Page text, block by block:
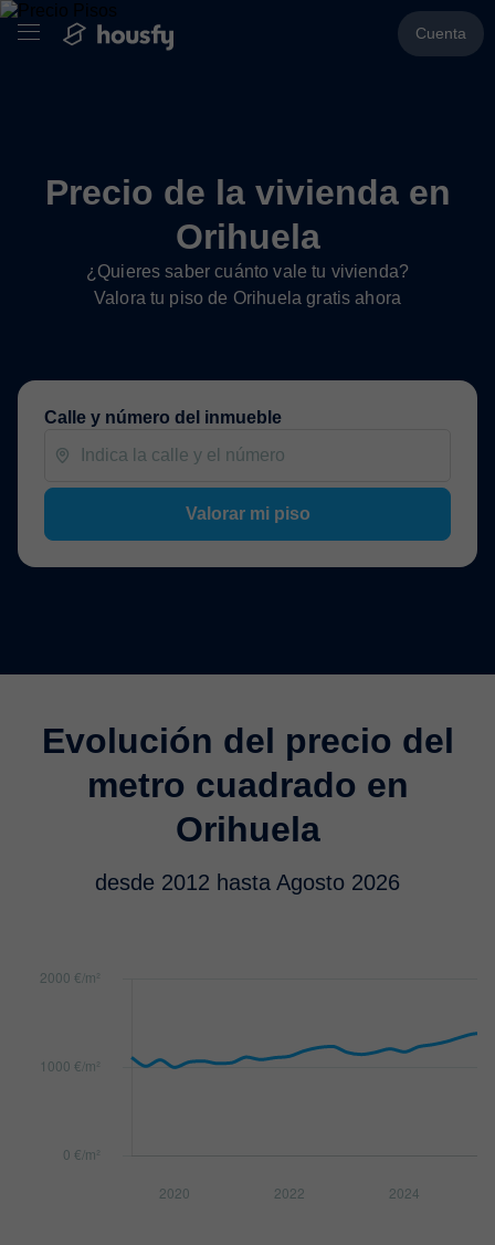
Cuenta
Precio de la vivienda en
Orihuela
¿Quieres saber cuánto vale tu vivienda?
Valora tu piso de Orihuela gratis ahora
Calle y número del inmueble
Valorar mi piso
Evolución del precio del
metro cuadrado en
Orihuela
desde 2012 hasta Agosto 2026